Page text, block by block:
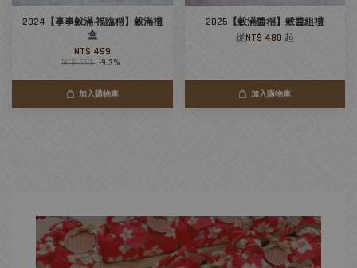
2024【事事穀滿‧福臨稻】穀滿禮
盒
NT$ 499
NT$ 550 -9.3%
加入購物車
2025【穀滿醬稻】穀醬組禮
從NT$ 480 起
加入購物車